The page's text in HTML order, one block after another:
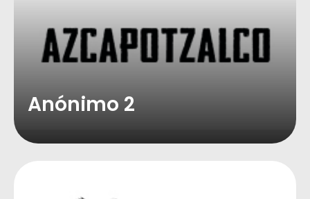
Anónimo 2